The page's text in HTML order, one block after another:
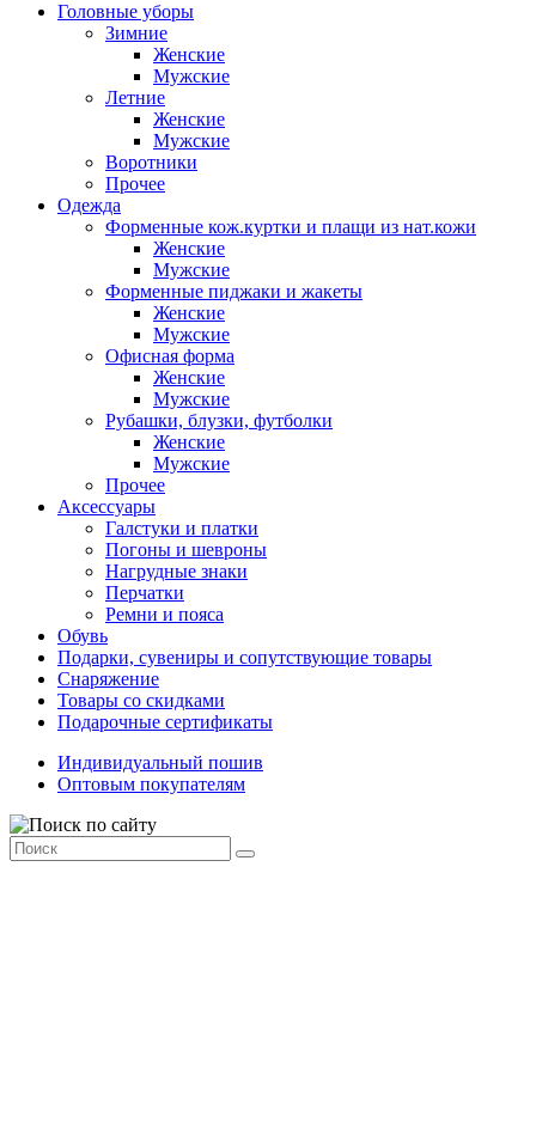
Головные уборы
Зимние
Женские
Мужские
Летние
Женские
Мужские
Воротники
Прочее
Одежда
Форменные кож.куртки и плащи из нат.кожи
Женские
Мужские
Форменные пиджаки и жакеты
Женские
Мужские
Офисная форма
Женские
Мужские
Рубашки, блузки, футболки
Женские
Мужские
Прочее
Аксессуары
Галстуки и платки
Погоны и шевроны
Нагрудные знаки
Перчатки
Ремни и пояса
Обувь
Подарки, сувениры и сопутствующие товары
Снаряжение
Товары со скидками
Подарочные сертификаты
Индивидуальный пошив
Оптовым покупателям